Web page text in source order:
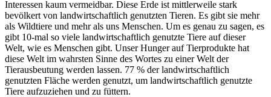
Interessen kaum vermeidbar. Diese Erde ist mittlerweile stark
bevölkert von landwirtschaftlich genutzten Tieren. Es gibt sie mehr
als Wildtiere und mehr als uns Menschen. Um es genau zu sagen, es
gibt 10-mal so viele landwirtschaftlich genutzte Tiere auf dieser
Welt, wie es Menschen gibt. Unser Hunger auf Tierprodukte hat
diese Welt im wahrsten Sinne des Wortes zu einer Welt der
Tierausbeutung werden lassen. 77 % der landwirtschaftlich
genutzten Fläche werden genutzt, um landwirtschaftlich genutzte
Tiere aufzuziehen und zu füttern.